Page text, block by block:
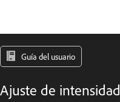
Guía del usuario
Ajuste de intensidad